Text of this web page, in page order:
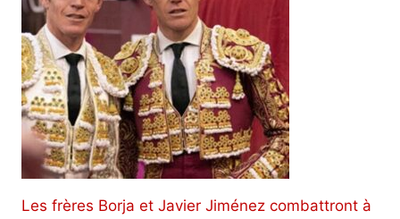
Les frères Borja et Javier Jiménez combattront à